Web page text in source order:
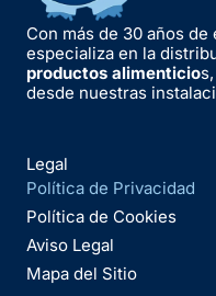
Con más de 30 años de
especializa en la
productos alimenticio
desde nuestras
Legal
Política de Privacidad
Política de Cookies
Aviso Legal
Mapa del Sitio